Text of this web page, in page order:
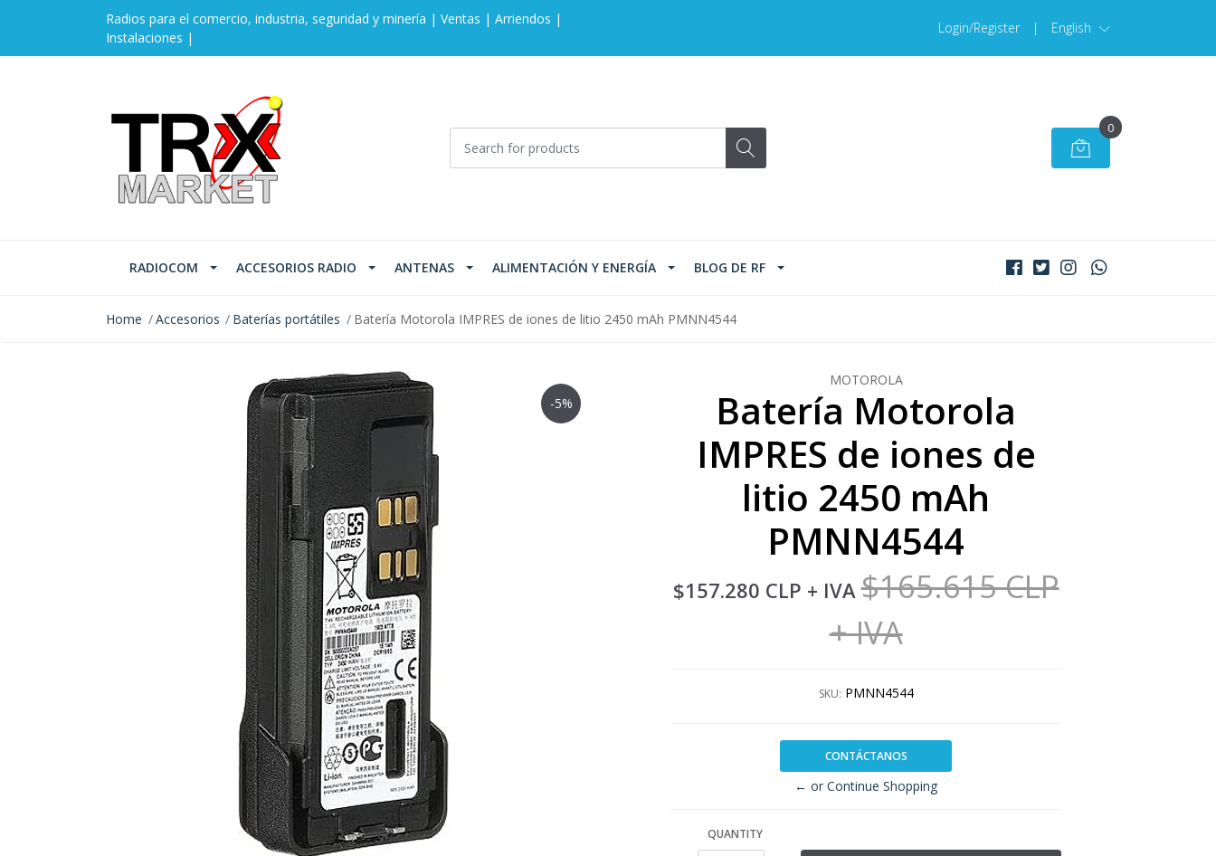
Radios para el comercio, industria, seguridad y minería | Ventas | Arriendos |
Instalaciones |
Login/Register | English
0
RADIOCOM ACCESORIOS RADIO ANTENAS ALIMENTACIÓN Y ENERGÍA BLOG DE RF
Home Accesorios Baterías portátiles Batería Motorola IMPRES de iones de litio 2450 mAh PMNN4544
-5%
MOTOROLA
Batería Motorola
IMPRES de iones de
litio 2450 mAh
PMNN4544
$157.280 CLP + IVA $165.615 CLP
+ IVA
SKU: PMNN4544
CONTÁCTANOS
← or Continue Shopping
QUANTITY